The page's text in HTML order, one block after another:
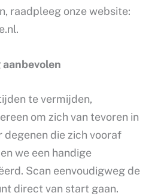
raadpleeg onze website:
te vermijden,
om zich van tevoren in
degenen die zich vooraf
we een handige
Scan eenvoudigweg de
direct van start gaan.